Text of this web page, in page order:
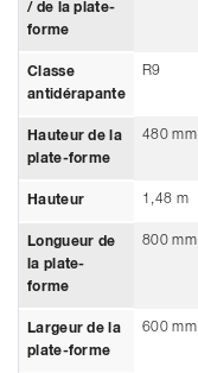
/ de la plate-
forme
Classe
antidérapante
R9
Hauteur de la
plate-forme
480 mm
Hauteur 1,48 m
Longueur de
la plate-
forme
800 mm
Largeur de la
plate-forme
600 mm